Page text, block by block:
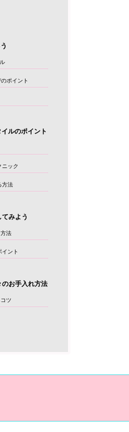
ポイント
ルのポイント
ック
方法
みよう
法
ント
お手入れ方法
ツ